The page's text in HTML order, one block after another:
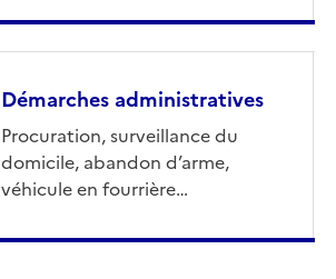
Démarches administratives
Procuration, surveillance du
domicile, abandon d’arme,
véhicule en fourrière…